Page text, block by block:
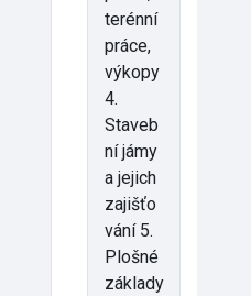
terénní
práce,
výkopy
4.
Staveb
ní jámy
a jejich
zajišťo
vání 5.
Plošné
základy